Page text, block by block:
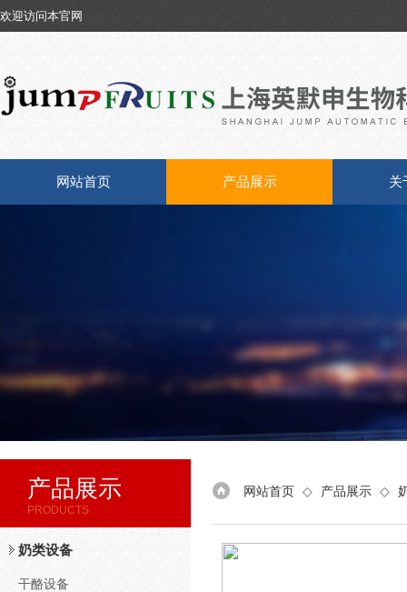
欢迎访问本官网
网站首页 产品展示 关
产品展示
PRODUCTS
奶类设备
干酪设备
网站首页 ◇ 产品展示 ◇